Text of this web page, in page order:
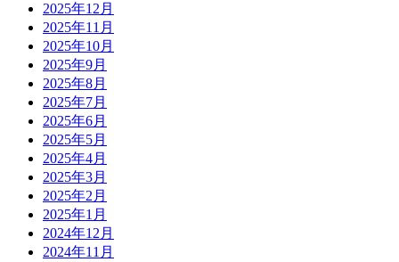
2025年12月
2025年11月
2025年10月
2025年9月
2025年8月
2025年7月
2025年6月
2025年5月
2025年4月
2025年3月
2025年2月
2025年1月
2024年12月
2024年11月